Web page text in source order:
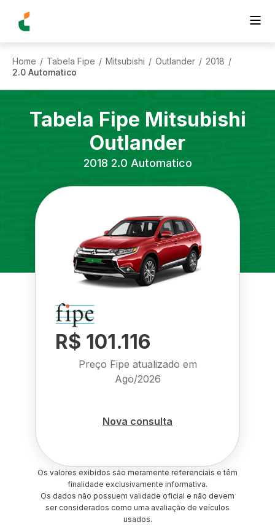
Home / Tabela Fipe / Mitsubishi / Outlander / 2018 /
2.0 Automatico
Tabela Fipe Mitsubishi
Outlander
2018 2.0 Automatico
R$ 101.116
Preço Fipe atualizado em
Ago/2026
Nova consulta
Os valores exibidos são meramente referenciais e têm
finalidade exclusivamente informativa.
Os dados não possuem validade oficial e não devem
ser considerados como uma avaliação de veículos
usados.